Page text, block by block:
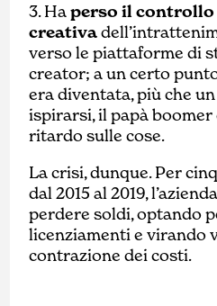
3. Haperso il
creativa
verso le piattaforme di
creator; a un certo
era diventata, più che
ispirarsi, il papà
ritardo sulle cose.
La crisi, dunque. Per
dal 2015 al 2019,
perdere soldi, optando
licenziamenti e virando
contrazione dei costi.